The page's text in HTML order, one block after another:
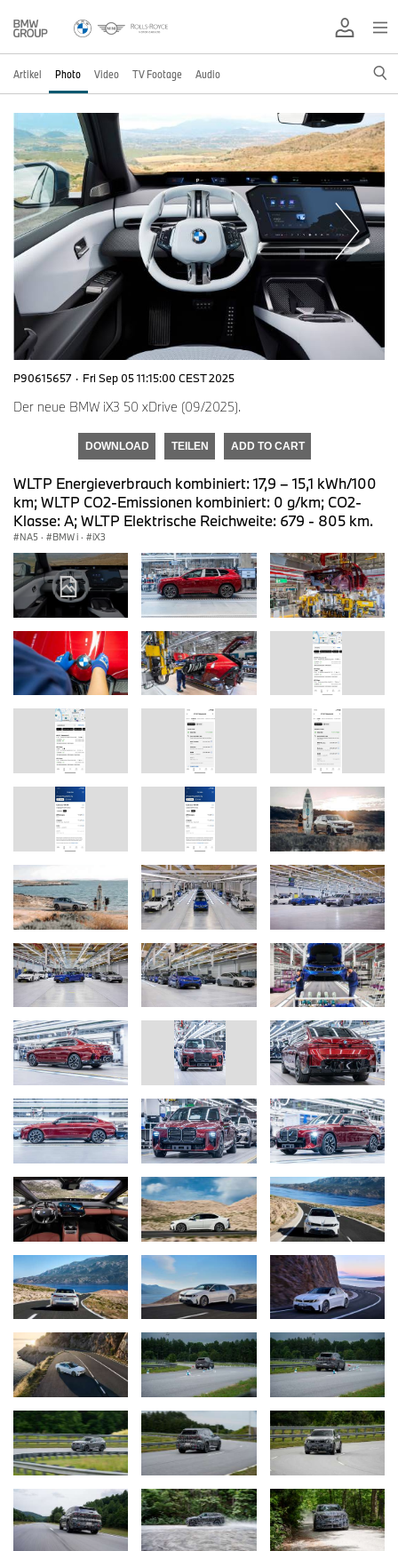
Artikel Photo Video TV Footage Audio
P90615657 · Fri Sep 05 11:15:00 CEST 2025
Der neue BMW iX3 50 xDrive (09/2025).
DOWNLOAD TEILEN ADD TO CART
WLTP Energieverbrauch kombiniert: 17,9 – 15,1 kWh/100
km; WLTP CO2-Emissionen kombiniert: 0 g/km; CO2-
Klasse: A; WLTP Elektrische Reichweite: 679 - 805 km.
NA5 · BMW i · iX3